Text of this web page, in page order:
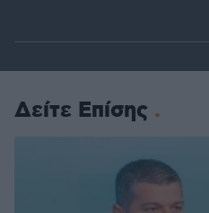
Δείτε Επίσης